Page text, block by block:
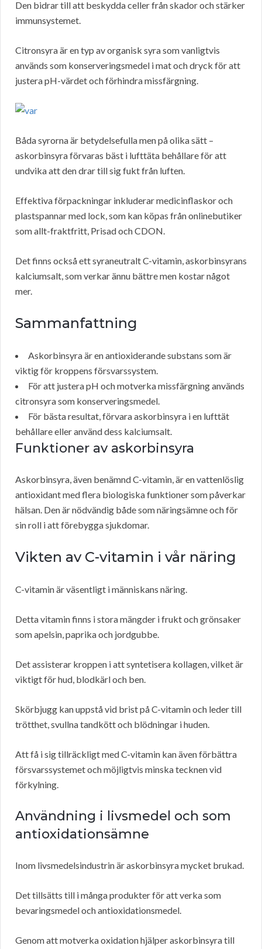
Den bidrar till att beskydda celler från skador och stärker
immunsystemet.
Citronsyra är en typ av organisk syra som vanligtvis
används som konserveringsmedel i mat och dryck för att
justera pH-värdet och förhindra missfärgning.
Båda syrorna är betydelsefulla men på olika sätt –
askorbinsyra förvaras bäst i lufttäta behållare för att
undvika att den drar till sig fukt från luften.
Effektiva förpackningar inkluderar medicinflaskor och
plastspannar med lock, som kan köpas från onlinebutiker
som allt-fraktfritt, Prisad och CDON.
Det finns också ett syraneutralt C-vitamin, askorbinsyrans
kalciumsalt, som verkar ännu bättre men kostar något
mer.
Sammanfattning
Askorbinsyra är en antioxiderande substans som är
viktig för kroppens försvarssystem.
För att justera pH och motverka missfärgning används
citronsyra som konserveringsmedel.
För bästa resultat, förvara askorbinsyra i en lufttät
behållare eller använd dess kalciumsalt.
Funktioner av askorbinsyra
Askorbinsyra, även benämnd C-vitamin, är en vattenlöslig
antioxidant med flera biologiska funktioner som påverkar
hälsan. Den är nödvändig både som näringsämne och för
sin roll i att förebygga sjukdomar.
Vikten av C-vitamin i vår näring
C-vitamin är väsentligt i människans näring.
Detta vitamin finns i stora mängder i frukt och grönsaker
som apelsin, paprika och jordgubbe.
Det assisterar kroppen i att syntetisera kollagen, vilket är
viktigt för hud, blodkärl och ben.
Skörbjugg kan uppstå vid brist på C-vitamin och leder till
trötthet, svullna tandkött och blödningar i huden.
Att få i sig tillräckligt med C-vitamin kan även förbättra
försvarssystemet och möjligtvis minska tecknen vid
förkylning.
Användning i livsmedel och som
antioxidationsämne
Inom livsmedelsindustrin är askorbinsyra mycket brukad.
Det tillsätts till i många produkter för att verka som
bevaringsmedel och antioxidationsmedel.
Genom att motverka oxidation hjälper askorbinsyra till